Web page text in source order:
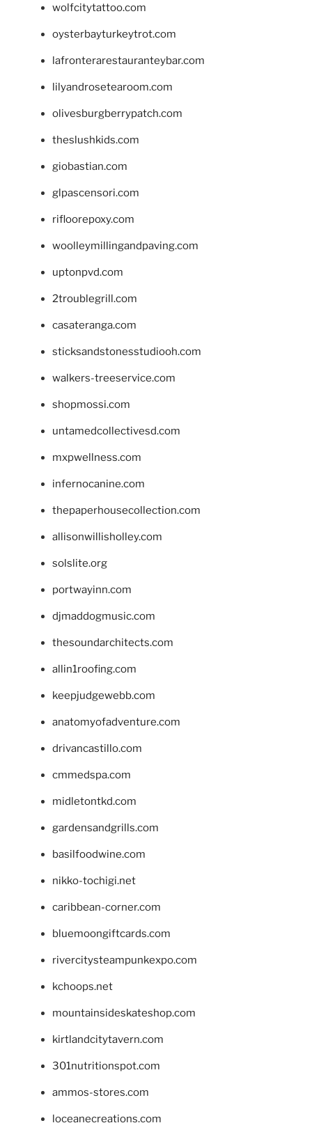
wolfcitytattoo.com
oysterbayturkeytrot.com
lafronterarestauranteybar.com
lilyandrosetearoom.com
olivesburgberrypatch.com
theslushkids.com
giobastian.com
glpascensori.com
rifloorepoxy.com
woolleymillingandpaving.com
uptonpvd.com
2troublegrill.com
casateranga.com
sticksandstonesstudiooh.com
walkers-treeservice.com
shopmossi.com
untamedcollectivesd.com
mxpwellness.com
infernocanine.com
thepaperhousecollection.com
allisonwillisholley.com
solslite.org
portwayinn.com
djmaddogmusic.com
thesoundarchitects.com
allin1roofing.com
keepjudgewebb.com
anatomyofadventure.com
drivancastillo.com
cmmedspa.com
midletontkd.com
gardensandgrills.com
basilfoodwine.com
nikko-tochigi.net
caribbean-corner.com
bluemoongiftcards.com
rivercitysteampunkexpo.com
kchoops.net
mountainsideskateshop.com
kirtlandcitytavern.com
301nutritionspot.com
ammos-stores.com
loceanecreations.com